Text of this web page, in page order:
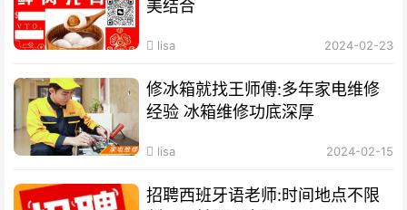
美结合
lisa 2024-02-23
修冰箱就找王师傅:多年家电维修
经验 冰箱维修功底深厚
lisa 2024-02-15
招聘西班牙语老师:时间地点不限